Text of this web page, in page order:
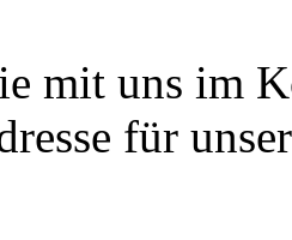
mit uns im
für